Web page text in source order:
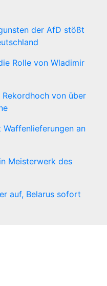
der AfD stößt
Rolle von Wladimir
von über
an
Meisterwerk des
auf, Belarus sofort